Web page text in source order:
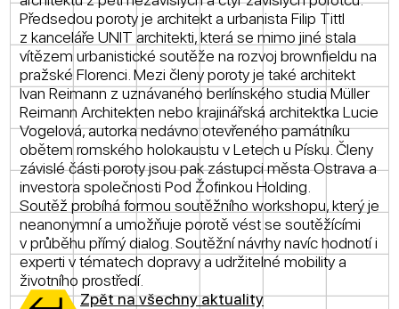
Předsedou poroty je architekt a urbanista Filip Tittl
z kanceláře UNIT architekti, která se mimo jiné stala
vítězem urbanistické soutěže na rozvoj brownfieldu na
pražské Florenci. Mezi členy poroty je také architekt
Ivan Reimann z uznávaného berlínského studia Müller
Reimann Architekten nebo krajinářská architektka Lucie
Vogelová, autorka nedávno otevřeného památníku
obětem romského holokaustu v Letech u Písku. Členy
závislé části poroty jsou pak zástupci města Ostrava a
investora společnosti Pod Žofinkou Holding.
Soutěž probíhá formou soutěžního workshopu, který je
neanonymní a umožňuje porotě vést se soutěžícími
v průběhu přímý dialog. Soutěžní návrhy navíc hodnotí i
experti v tématech dopravy a udržitelné mobility a
životního prostředí.
Zpět na všechny aktuality